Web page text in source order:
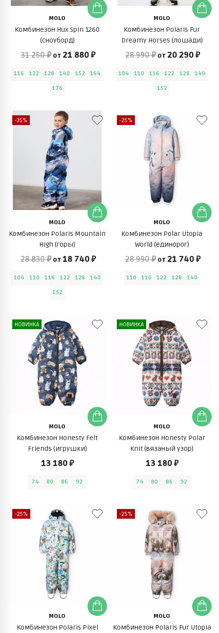
MOLO
Комбинезон Hux Spin 1260
(сноуборд)
31 250 ₽ от 21 880 ₽
116 122 128 140 152
164
176
MOLO
Комбинезон Polaris Fur
Dreamy Horses (лошади)
28 990 ₽ от 20 290 ₽
104 110 116 122 128
140
152
-35%
MOLO
Комбинезон Polaris Mountain
High (горы)
28 830 ₽ от18 740 ₽
104 110 116 122 128
140
152
-25%
MOLO
Комбинезон Polar Utopia
World (единорог)
28 990 ₽ от 21 740 ₽
110 116 122 128 140
НОВИНКА
MOLO
Комбинезон Honesty Felt
Friends (игрушки)
13 180 ₽
74 80 86 92
НОВИНКА
MOLO
Комбинезон Honesty Polar
Knit (вязаный узор)
13 180 ₽
74 80 86 92
-25%
MOLO
Комбинезон Polaris Pixel
-25%
MOLO
Комбинезон Polaris Fur Utopia